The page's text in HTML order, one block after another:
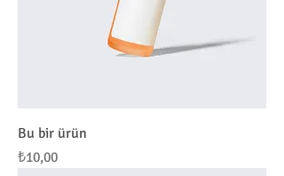
Bu bir ürün
Fiyat
₺10,00